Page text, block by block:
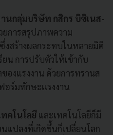
นกลุ่มบริษัท กสิกร บิซิเนส-
ยการสรุปภาพความ
งสร้างผลกระทบในหลายมิติ
น การปรับตัวให้เข้ากับ
องแรงงาน ด้วยการทรานส
อร์มทักษะแรงงาน
คโนโลยี และเทคโนโลยีก็มี
แปลงที่เกิดขึ้นก็เปลี่ยนโลก